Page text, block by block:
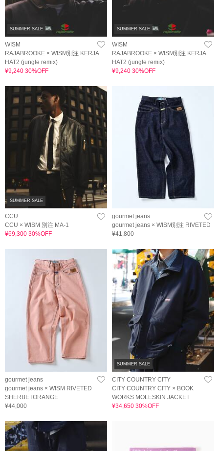
SUMMER SALE
WISM
RAJABROOKE × WISM別注 KERJA
HAT2 (jungle remix)
¥9,240 30%OFF
SUMMER SALE
WISM
RAJABROOKE × WISM別注 KERJA
HAT2 (jungle remix)
¥9,240 30%OFF
SUMMER SALE
CCU
CCU × WISM 別注 MA-1
¥69,300 30%OFF
gourmet jeans
gourmet jeans × WISM別注 RIVETED
¥41,800
gourmet jeans
gourmet jeans × WISM RIVETED
SHERBETORANGE
¥44,000
SUMMER SALE
CITY COUNTRY CITY
CITY COUNTRY CITY × BOOK
WORKS MOLESKIN JACKET
¥34,650 30%OFF